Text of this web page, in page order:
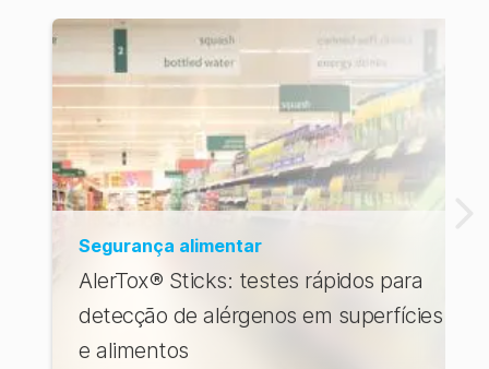
Segurança alimentar
AlerTox® Sticks: testes rápidos para
detecção de alérgenos em superfícies
e alimentos